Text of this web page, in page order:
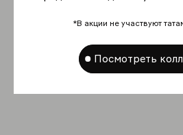
*В акции не участвуют
Посмотреть